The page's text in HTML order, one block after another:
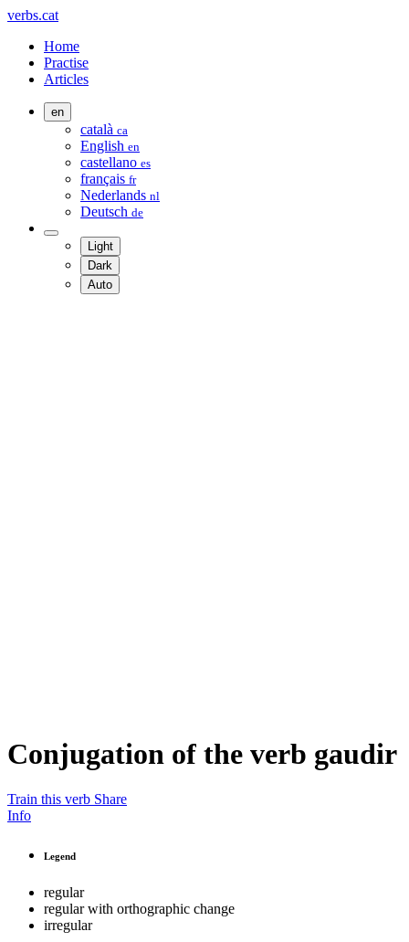
verbs.cat
Home
Practise
Articles
en
català ca
English en
castellano es
français fr
Nederlands nl
Deutsch de
Light
Dark
Auto
Conjugation of the verb gaudir
Train this verb Share
Info
Legend
regular
regular with orthographic change
irregular